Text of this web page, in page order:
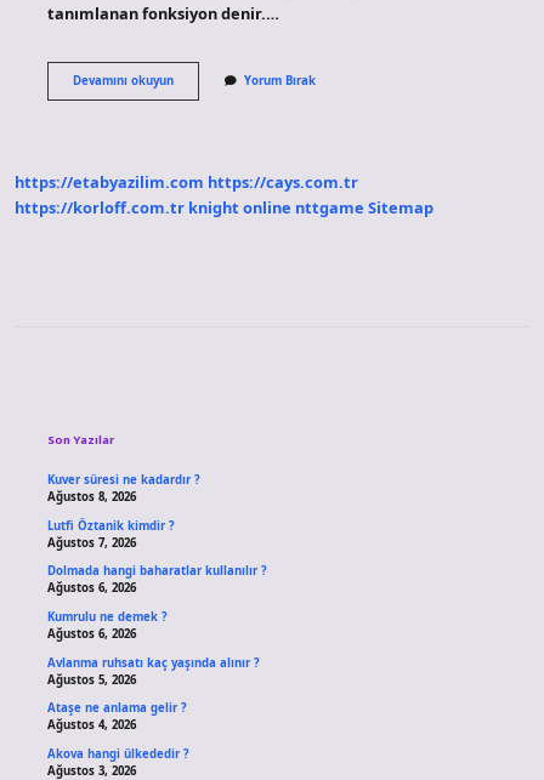
tanımlanan fonksiyon denir.…
Devamını okuyunAşağıdakilerden
Hangisi
Yorum Bırak
https://etabyazilim.com https://cays.com.tr
https://korloff.com.tr knight online nttgame Sitemap
Son Yazılar
Kuver süresi ne kadardır ?
Ağustos 8, 2026
Lutfi Öztanik kimdir ?
Ağustos 7, 2026
Dolmada hangi baharatlar kullanılır ?
Ağustos 6, 2026
Kumrulu ne demek ?
Ağustos 6, 2026
Avlanma ruhsatı kaç yaşında alınır ?
Ağustos 5, 2026
Ataşe ne anlama gelir ?
Ağustos 4, 2026
Akova hangi ülkededir ?
Ağustos 3, 2026